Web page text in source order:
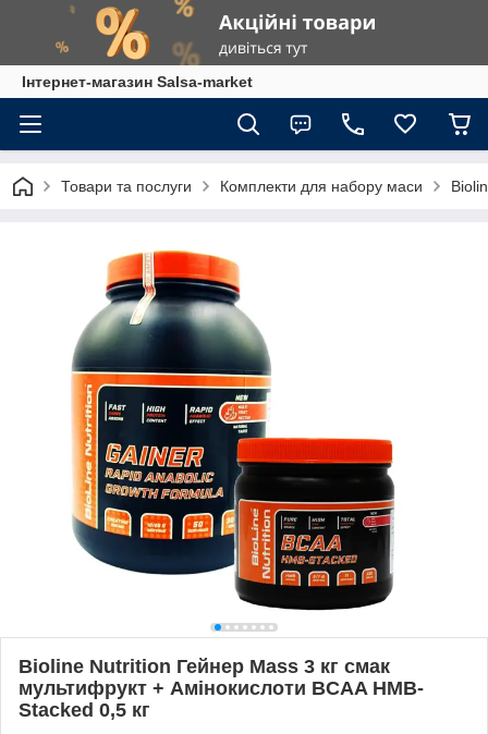
Інтернет-магазин Salsa-market
Товари та послуги Комплекти для набору маси
Bioline Nutrition Гейнер Mass 3 кг смак
мультифрукт + Амінокислоти BCAA HMB-
Stacked 0,5 кг